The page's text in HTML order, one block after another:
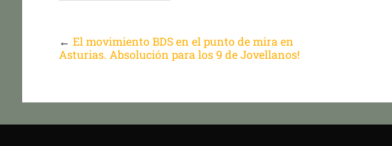
←El movimiento BDS en el punto de mira en
Asturias. Absolución para los 9 de Jovellanos!